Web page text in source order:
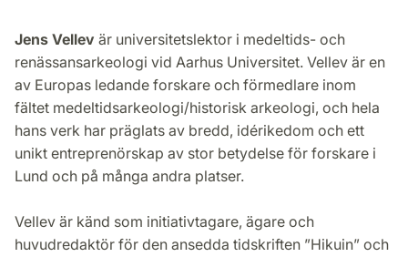
Jens Vellev är universitetslektor i medeltids- och
renässansarkeologi vid Aarhus Universitet. Vellev är en
av Europas ledande forskare och förmedlare inom
fältet medeltidsarkeologi/historisk arkeologi, och hela
hans verk har präglats av bredd, idérikedom och ett
unikt entreprenörskap av stor betydelse för forskare i
Lund och på många andra platser.
Vellev är känd som initiativtagare, ägare och
huvudredaktör för den ansedda tidskriften ”Hikuin” och